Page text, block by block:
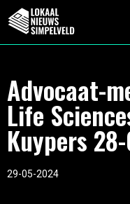
Advocaat-
Life
Kuypers
29-05-2024